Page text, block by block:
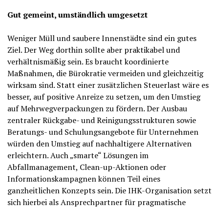
Gut gemeint, umständlich umgesetzt
Weniger Müll und saubere Innenstädte sind ein gutes
Ziel. Der Weg dorthin sollte aber praktikabel und
verhältnismäßig sein. Es braucht koordinierte
Maßnahmen, die Bürokratie vermeiden und gleichzeitig
wirksam sind. Statt einer zusätzlichen Steuerlast wäre es
besser, auf positive Anreize zu setzen, um den Umstieg
auf Mehrwegverpackungen zu fördern. Der Ausbau
zentraler Rückgabe- und Reinigungsstrukturen sowie
Beratungs- und Schulungsangebote für Unternehmen
würden den Umstieg auf nachhaltigere Alternativen
erleichtern. Auch „smarte“ Lösungen im
Abfallmanagement, Clean-up-Aktionen oder
Informationskampagnen können Teil eines
ganzheitlichen Konzepts sein. Die IHK-Organisation setzt
sich hierbei als Ansprechpartner für pragmatische